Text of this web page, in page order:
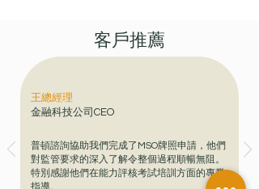
客戶推薦
王總經理
金融科技公司CEO
普頓諮詢協助我們完成了MSO牌照申請，他們
對監管要求的深入了解令整個過程順暢無阻。
特別感謝他們在能力評核考試培訓方面的專業